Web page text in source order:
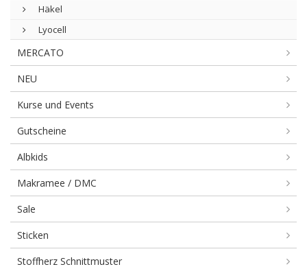
Häkel
Lyocell
MERCATO
NEU
Kurse und Events
Gutscheine
Albkids
Makramee / DMC
Sale
Sticken
Stoffherz Schnittmuster